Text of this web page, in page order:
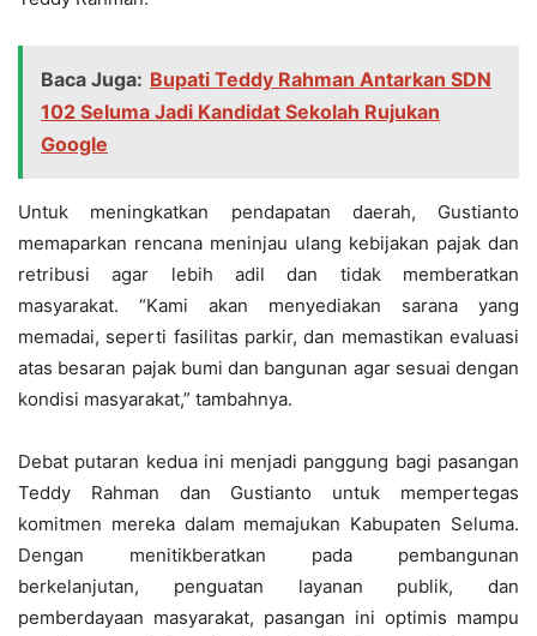
Baca Juga: Bupati Teddy Rahman Antarkan SDN
102 Seluma Jadi Kandidat Sekolah Rujukan
Google
Untuk meningkatkan pendapatan daerah, Gustianto
memaparkan rencana meninjau ulang kebijakan pajak dan
retribusi agar lebih adil dan tidak memberatkan
masyarakat. “Kami akan menyediakan sarana yang
memadai, seperti fasilitas parkir, dan memastikan evaluasi
atas besaran pajak bumi dan bangunan agar sesuai dengan
kondisi masyarakat,” tambahnya.
Debat putaran kedua ini menjadi panggung bagi pasangan
Teddy Rahman dan Gustianto untuk mempertegas
komitmen mereka dalam memajukan Kabupaten Seluma.
Dengan menitikberatkan pada pembangunan
berkelanjutan, penguatan layanan publik, dan
pemberdayaan masyarakat, pasangan ini optimis mampu